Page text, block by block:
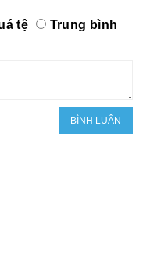
tệ
Trung bình